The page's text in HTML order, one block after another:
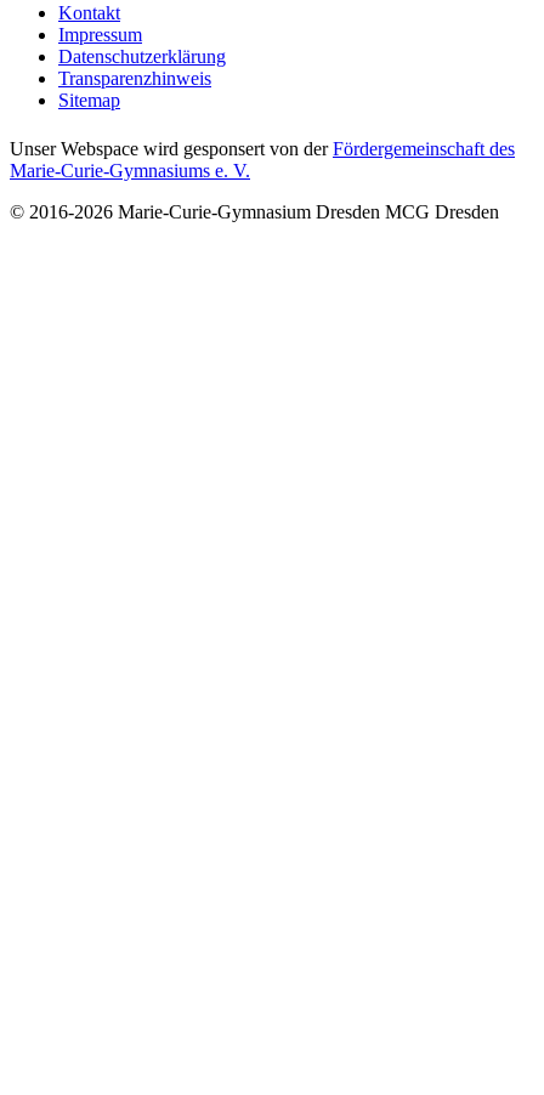
Kontakt
Impressum
Datenschutzerklärung
Transparenzhinweis
Sitemap
Unser Webspace wird gesponsert von derFördergemeinschaft des
Marie-Curie-Gymnasiums e. V.
© 2016-2026 Marie-Curie-Gymnasium Dresden MCG Dresden